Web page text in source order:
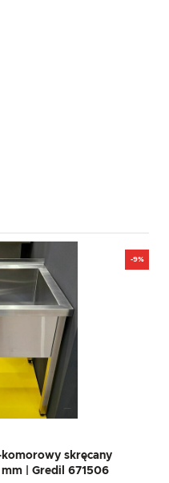
-9%
komorowy skręcany
| Gredil 671506